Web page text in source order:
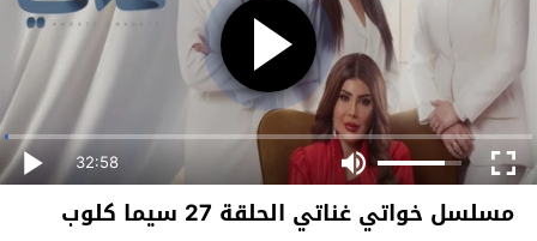
32:58
مسلسل خواتي غناتي الحلقة 27 سيما كلوب